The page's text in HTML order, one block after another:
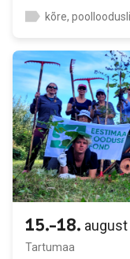
kõre,
15.-18. august
Tartumaa